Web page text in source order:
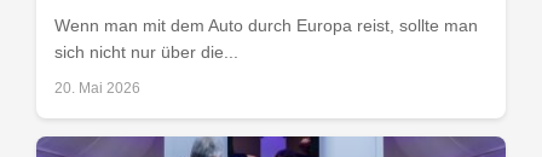
Wenn man mit dem Auto durch Europa reist, sollte man
sich nicht nur über die...
20. Mai 2026